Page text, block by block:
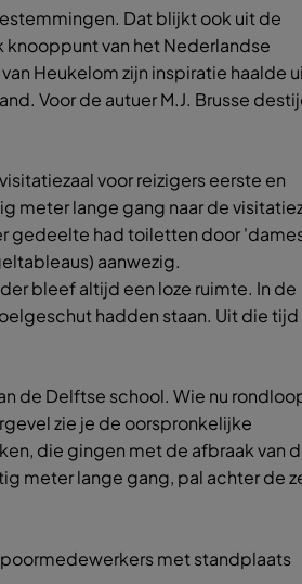
Dat blijkt ook uit de
van het Nederlandse
Heukelom zijn inspiratie haalde
Voor de autuer M.J. Brusse
voor reizigers eerste en
meter lange gang naar de
gedeelte had toiletten door
aanwezig.
bleef altijd een loze ruimte. In de
hadden staan. Uit die tijd
de Delftse school. Wie nu
zie je de oorspronkelijke
die gingen met de afbraak van
meter lange gang, pal achter de
met standplaats